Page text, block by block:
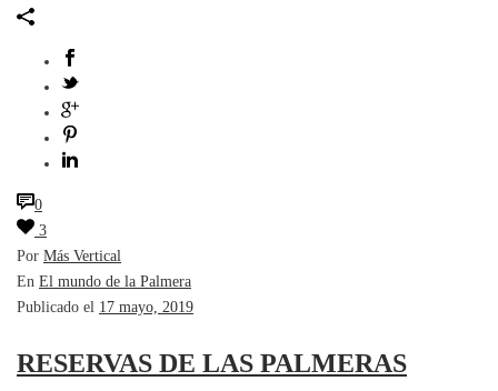
0
3
Por Más Vertical
En El mundo de la Palmera
Publicado el 17 mayo, 2019
RESERVAS DE LAS PALMERAS